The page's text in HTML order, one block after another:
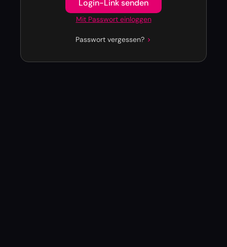
Login-Link senden
Mit Passwort einloggen
Passwort vergessen?